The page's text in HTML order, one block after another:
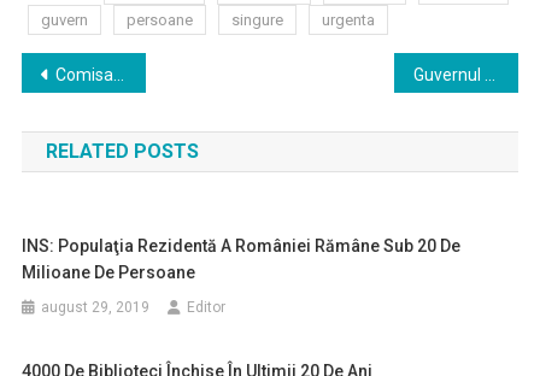
guvern
persoane singure urgenta
Navigare
în
articole
Comisarul şef Nicolae Alexe, destituit din Poliţie, în urma anchetei privind cazul Caracal
RELATED POSTS
INS: Populaţia Rezidentă A României Rămâne Sub 20 De
Milioane De Persoane
august 29, 2019 Editor
4000 De Biblioteci Închise În Ultimii 20 De Ani